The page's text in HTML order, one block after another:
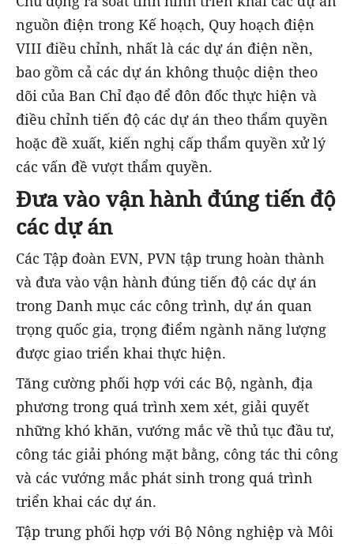
nguồn điện trong Kế hoạch, Quy hoạch điện
VIII điều chỉnh, nhất là các dự án điện nền,
bao gồm cả các dự án không thuộc diện theo
dõi của Ban Chỉ đạo để đôn đốc thực hiện và
điều chỉnh tiến độ các dự án theo thẩm quyền
hoặc đề xuất, kiến nghị cấp thẩm quyền xử lý
các vấn đề vượt thẩm quyền.
Đưa vào vận hành đúng tiến độ
các dự án
Các Tập đoàn EVN, PVN tập trung hoàn thành
và đưa vào vận hành đúng tiến độ các dự án
trong Danh mục các công trình, dự án quan
trọng quốc gia, trọng điểm ngành năng lượng
được giao triển khai thực hiện.
Tăng cường phối hợp với các Bộ, ngành, địa
phương trong quá trình xem xét, giải quyết
những khó khăn, vướng mắc về thủ tục đầu tư,
công tác giải phóng mặt bằng, công tác thi công
và các vướng mắc phát sinh trong quá trình
triển khai các dự án.
Tập trung phối hợp với Bộ Nông nghiệp và Môi